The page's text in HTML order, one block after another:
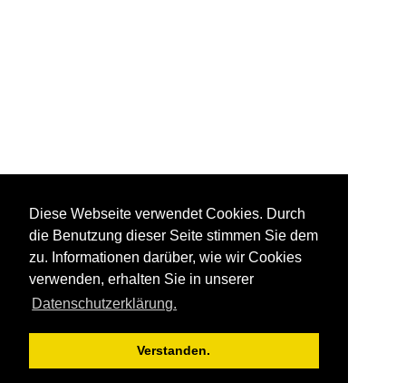
Diese Webseite verwendet Cookies. Durch
die Benutzung dieser Seite stimmen Sie dem
zu. Informationen darüber, wie wir Cookies
verwenden, erhalten Sie in unserer
Datenschutzerklärung.
Verstanden.